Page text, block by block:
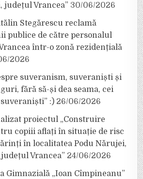
Vrancea” 30/06/2026
Stegărescu reclamă
publice de către personalul
într-o zonă rezidențială
2026
suveranism, suveraniști și
fără să-și dea seama, cei
:) 26/06/2026
proiectul „Construire
copiii aflați în situație de risc
în localitatea Podu Nărujei,
Vrancea” 24/06/2026
Gimnazială „Ioan Cîmpineanu”